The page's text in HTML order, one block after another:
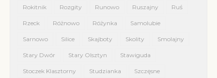
Rokitnik Rozgity Runowo Ruszajny Ruś
Rzeck Różnowo Różynka Samolubie
Sarnowo Silice Skajboty Skolity Smolajny
Stary Dwór Stary Olsztyn Stawiguda
Stoczek Klasztorny Studzianka Szczęsne